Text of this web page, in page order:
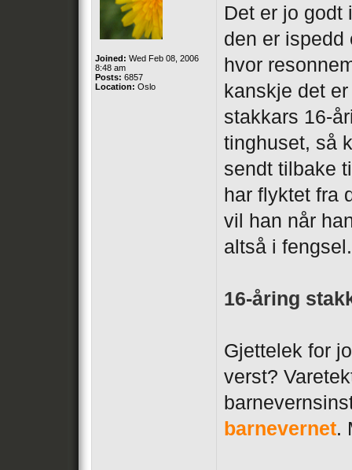
Joined: Wed Feb 08, 2006
8:48 am
Posts: 6857
Location: Oslo
Det er jo godt
den er ispedd
hvor
kanskje det
stakkars 16-
tinghuset, så
sendt tilbake
har flyktet fra
vil han når
altså i fengsel.
16-åring
Gjettelek for
verst?
barnevernet.